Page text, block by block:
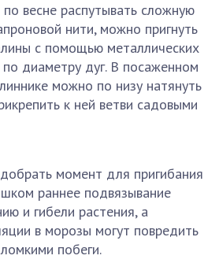
весне распутывать сложную
нити, можно пригнуть
с помощью металлических
диаметру дуг. В посаженном
можно по низу натянуть
к ней ветви садовыми
момент для пригибания
раннее подвязывание
и гибели растения, а
в морозы могут повредить
побеги.